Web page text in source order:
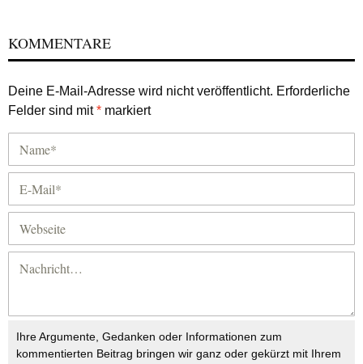
KOMMENTARE
Deine E-Mail-Adresse wird nicht veröffentlicht. Erforderliche
Felder sind mit* markiert
Ihre Argumente, Gedanken oder Informationen zum
kommentierten Beitrag bringen wir ganz oder gekürzt mit Ihrem